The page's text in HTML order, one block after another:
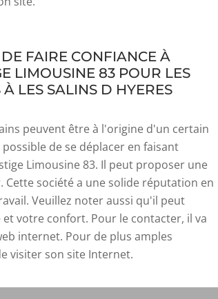
FAIRE CONFIANCE À
LIMOUSINE 83 POUR LES
LES SALINS D HYERES
peuvent être à l'origine d'un certain
de se déplacer en faisant
Limousine 83. Il peut proposer une
Cette société a une solide réputation en
Veuillez noter aussi qu'il peut
votre confort. Pour le contacter, il va
internet. Pour de plus amples
visiter son site Internet.